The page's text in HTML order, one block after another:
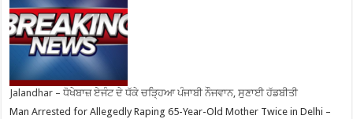
Jalandhar – ਧੋਖੇਬਾਜ਼ ਏਜੰਟ ਦੇ ਧੱਕੇ ਚੜ੍ਹਿਆ ਪੰਜਾਬੀ ਨੌਜਵਾਨ, ਸੁਣਾਈ ਹੱਡਬੀਤੀ
Man Arrested for Allegedly Raping 65-Year-Old Mother Twice in Delhi –